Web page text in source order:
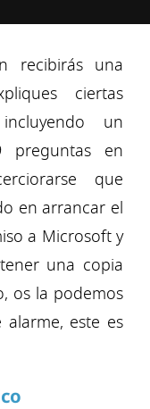
recibirás una
ciertas
un
preguntas en
que
en arrancar el
a Microsoft y
una copia
os la podemos
este es